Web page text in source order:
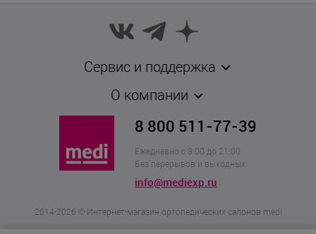
Сервис и поддержка
О компании
8 800 511-77-39
Ежедневно с 8:00 до 21:00
Без перерывов и выходных.
info@mediexp.ru
2014-2026 © Интернет-магазин ортопедических салонов medi